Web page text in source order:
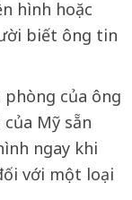
hình hoặc
biết ông tin
phòng của ông
Mỹ sẵn
ngay khi
với một loại